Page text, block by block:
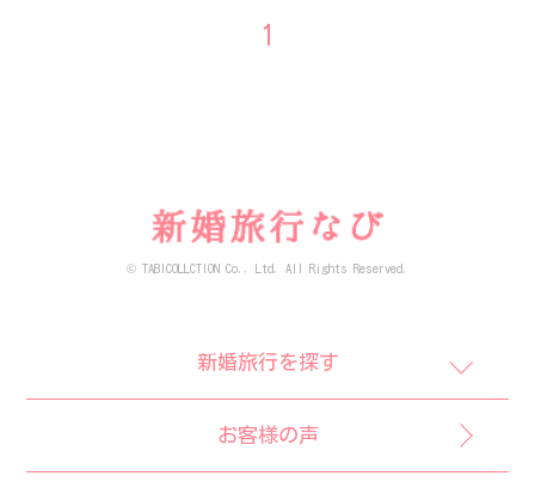
1
© TABICOLLCTION Co., Ltd. All Rights Reserved.
新婚旅行を探す
お客様の声